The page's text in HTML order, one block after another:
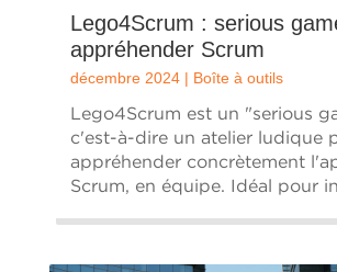
Lego4Scrum : serious
appréhender Scrum
décembre 2024| Boîte à outils
Lego4Scrum est un "serious
c'est-à-dire un atelier ludique
appréhender concrètement
Scrum, en équipe. Idéal pour